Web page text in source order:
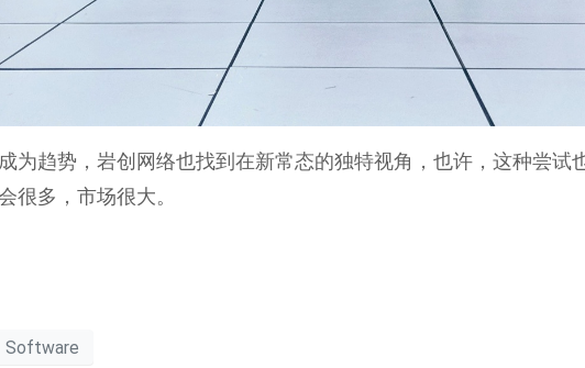
为趋势，岩创网络也找到在新常态的独特视角，也许，这种尝试
很多，市场很大。
Software